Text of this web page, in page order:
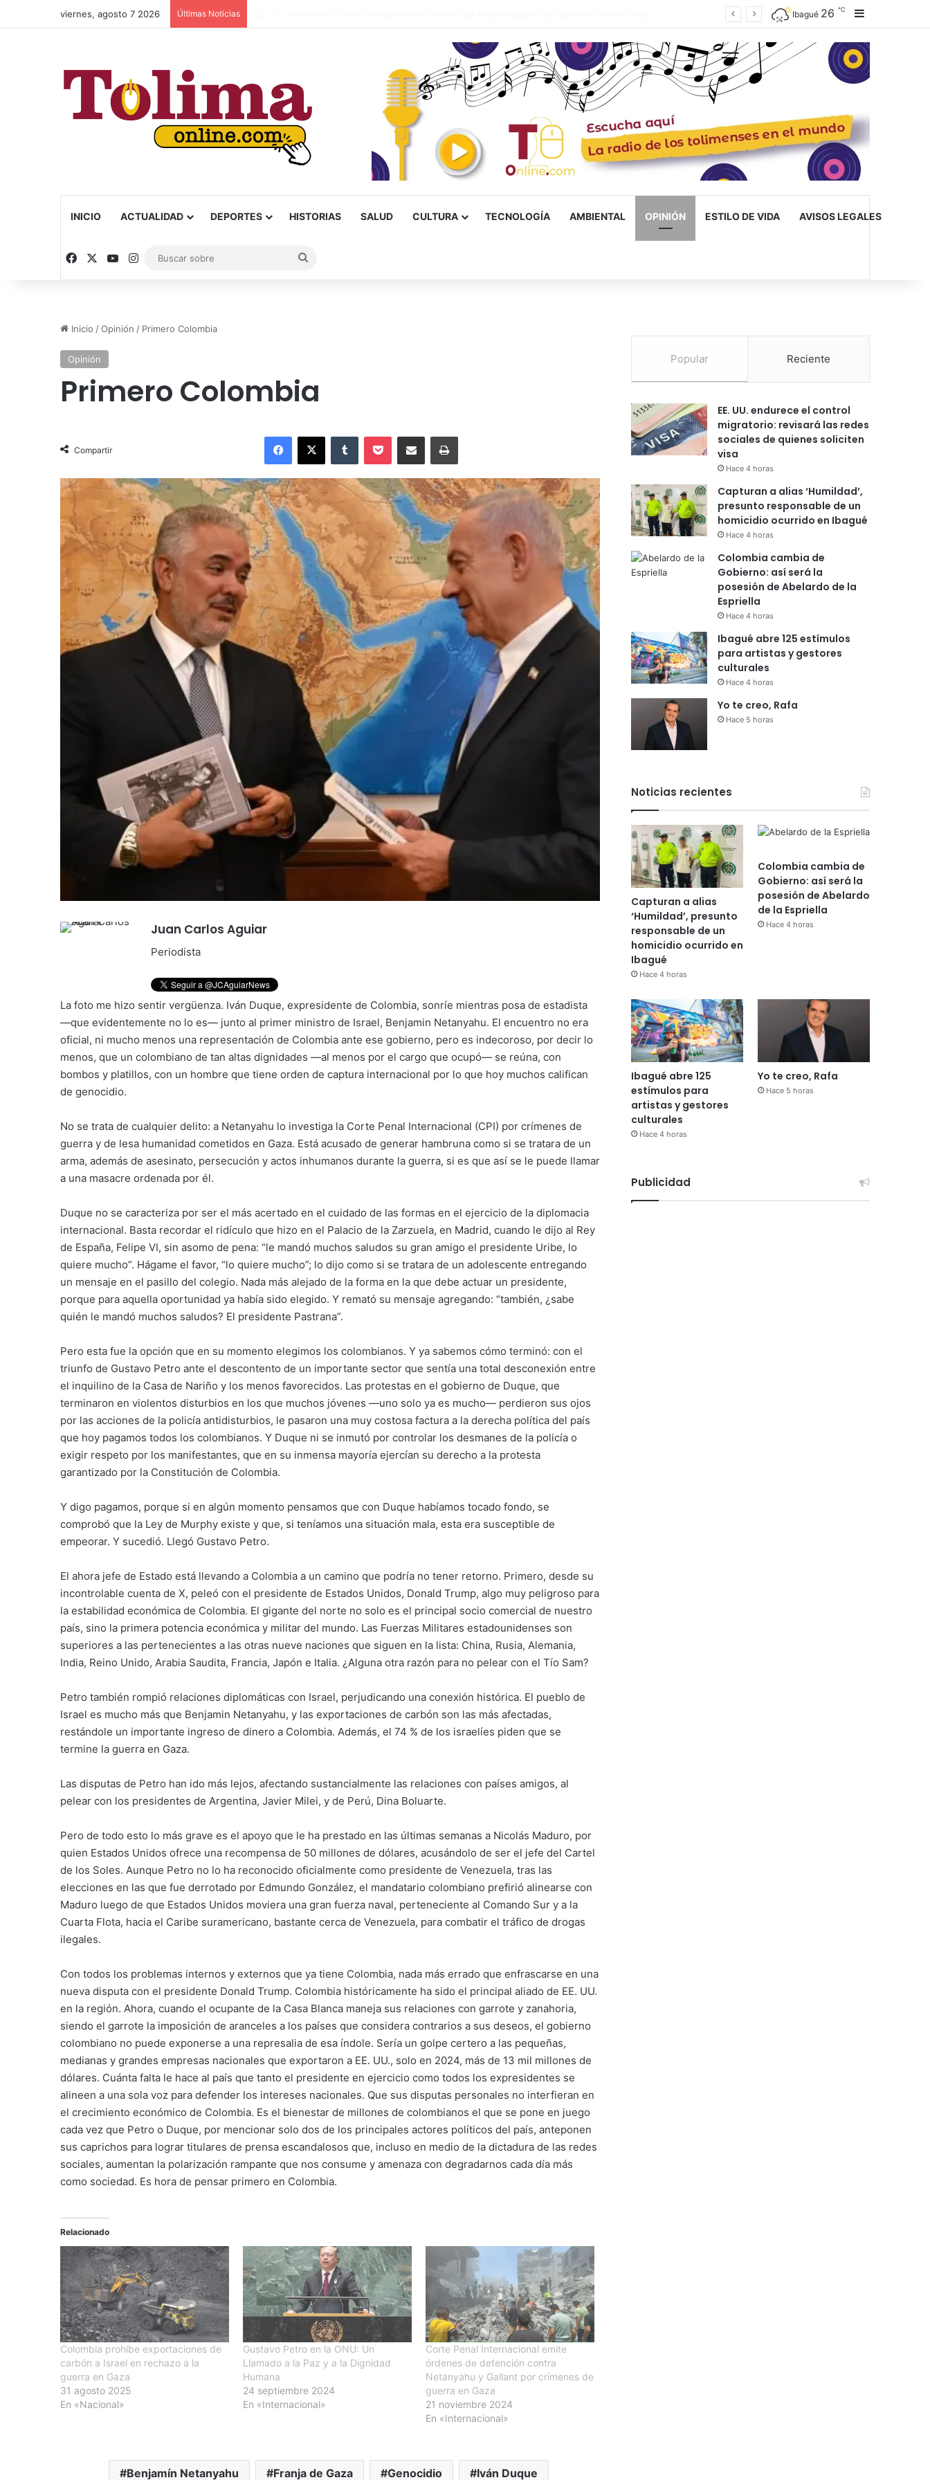
viernes, agosto 7 2026 Últimas Noticias Ibagué 26 ℃
INICIO ACTUALIDAD DEPORTES HISTORIAS SALUD CULTURA TECNOLOGÍA AMBIENTAL OPINIÓN ESTILO DE VIDA AVISOS LEGALES
Facebook YouTubeInstagram
sobre
Inicio /Opinión / Primero Colombia
Opinión
Primero Colombia
Compartir
Juan Carlos Aguiar
Periodista
La foto me hizo sentir vergüenza. Iván Duque, expresidente de Colombia, sonríe mientras posa de estadista
—que evidentemente no lo es— junto al primer ministro de Israel, Benjamin Netanyahu. El encuentro no era
oficial, ni mucho menos una representación de Colombia ante ese gobierno, pero es indecoroso, por decir lo
menos, que un colombiano de tan altas dignidades —al menos por el cargo que ocupó— se reúna, con
bombos y platillos, con un hombre que tiene orden de captura internacional por lo que hoy muchos califican
de genocidio.
No se trata de cualquier delito: a Netanyahu lo investiga la Corte Penal Internacional (CPI) por crímenes de
guerra y de lesa humanidad cometidos en Gaza. Está acusado de generar hambruna como si se tratara de un
arma, además de asesinato, persecución y actos inhumanos durante la guerra, si es que así se le puede llamar
a una masacre ordenada por él.
Duque no se caracteriza por ser el más acertado en el cuidado de las formas en el ejercicio de la diplomacia
internacional. Basta recordar el ridículo que hizo en el Palacio de la Zarzuela, en Madrid, cuando le dijo al Rey
de España, Felipe VI, sin asomo de pena: “le mandó muchos saludos su gran amigo el presidente Uribe, lo
quiere mucho”. Hágame el favor, “lo quiere mucho”; lo dijo como si se tratara de un adolescente entregando
un mensaje en el pasillo del colegio. Nada más alejado de la forma en la que debe actuar un presidente,
porque para aquella oportunidad ya había sido elegido. Y remató su mensaje agregando: “también, ¿sabe
quién le mandó muchos saludos? El presidente Pastrana”.
Pero esta fue la opción que en su momento elegimos los colombianos. Y ya sabemos cómo terminó: con el
triunfo de Gustavo Petro ante el descontento de un importante sector que sentía una total desconexión entre
el inquilino de la Casa de Nariño y los menos favorecidos. Las protestas en el gobierno de Duque, que
terminaron en violentos disturbios en los que muchos jóvenes —uno solo ya es mucho— perdieron sus ojos
por las acciones de la policía antidisturbios, le pasaron una muy costosa factura a la derecha política del país
que hoy pagamos todos los colombianos. Y Duque ni se inmutó por controlar los desmanes de la policía o
exigir respeto por los manifestantes, que en su inmensa mayoría ejercían su derecho a la protesta
garantizado por la Constitución de Colombia.
Y digo pagamos, porque si en algún momento pensamos que con Duque habíamos tocado fondo, se
comprobó que la Ley de Murphy existe y que, si teníamos una situación mala, esta era susceptible de
empeorar. Y sucedió. Llegó Gustavo Petro.
El ahora jefe de Estado está llevando a Colombia a un camino que podría no tener retorno. Primero, desde su
incontrolable cuenta de X, peleó con el presidente de Estados Unidos, Donald Trump, algo muy peligroso para
la estabilidad económica de Colombia. El gigante del norte no solo es el principal socio comercial de nuestro
país, sino la primera potencia económica y militar del mundo. Las Fuerzas Militares estadounidenses son
superiores a las pertenecientes a las otras nueve naciones que siguen en la lista: China, Rusia, Alemania,
India, Reino Unido, Arabia Saudita, Francia, Japón e Italia. ¿Alguna otra razón para no pelear con el Tío Sam?
Petro también rompió relaciones diplomáticas con Israel, perjudicando una conexión histórica. El pueblo de
Israel es mucho más que Benjamin Netanyahu, y las exportaciones de carbón son las más afectadas,
restándole un importante ingreso de dinero a Colombia. Además, el 74 % de los israelíes piden que se
termine la guerra en Gaza.
Las disputas de Petro han ido más lejos, afectando sustancialmente las relaciones con países amigos, al
pelear con los presidentes de Argentina, Javier Milei, y de Perú, Dina Boluarte.
Pero de todo esto lo más grave es el apoyo que le ha prestado en las últimas semanas a Nicolás Maduro, por
quien Estados Unidos ofrece una recompensa de 50 millones de dólares, acusándolo de ser el jefe del Cartel
de los Soles. Aunque Petro no lo ha reconocido oficialmente como presidente de Venezuela, tras las
elecciones en las que fue derrotado por Edmundo González, el mandatario colombiano prefirió alinearse con
Maduro luego de que Estados Unidos moviera una gran fuerza naval, perteneciente al Comando Sur y a la
Cuarta Flota, hacia el Caribe suramericano, bastante cerca de Venezuela, para combatir el tráfico de drogas
ilegales.
Con todos los problemas internos y externos que ya tiene Colombia, nada más errado que enfrascarse en una
nueva disputa con el presidente Donald Trump. Colombia históricamente ha sido el principal aliado de EE. UU.
en la región. Ahora, cuando el ocupante de la Casa Blanca maneja sus relaciones con garrote y zanahoria,
siendo el garrote la imposición de aranceles a los países que considera contrarios a sus deseos, el gobierno
colombiano no puede exponerse a una represalia de esa índole. Sería un golpe certero a las pequeñas,
medianas y grandes empresas nacionales que exportaron a EE. UU., solo en 2024, más de 13 mil millones de
dólares. Cuánta falta le hace al país que tanto el presidente en ejercicio como todos los expresidentes se
alineen a una sola voz para defender los intereses nacionales. Que sus disputas personales no interfieran en
el crecimiento económico de Colombia. Es el bienestar de millones de colombianos el que se pone en juego
cada vez que Petro o Duque, por mencionar solo dos de los principales actores políticos del país, anteponen
sus caprichos para lograr titulares de prensa escandalosos que, incluso en medio de la dictadura de las redes
sociales, aumentan la polarización rampante que nos consume y amenaza con degradarnos cada día más
como sociedad. Es hora de pensar primero en Colombia.
Relacionado
Colombia prohíbe exportaciones de
carbón a Israel en rechazo a la
guerra en Gaza
31 agosto 2025
En «Nacional»
Gustavo Petro en la ONU: Un
Llamado a la Paz y a la Dignidad
Humana
24 septiembre 2024
En «Internacional»
Corte Penal Internacional emite
órdenes de detención contra
Netanyahu y Gallant por crímenes de
guerra en Gaza
21 noviembre 2024
En «Internacional»
Benjamín Netanyahu Franja de Gaza Genocidio Iván Duque
Popular Reciente
EE. UU. endurece el control
migratorio: revisará las redes
sociales de quienes soliciten
visa
Hace 4 horas
Capturan a alias ‘Humildad’,
presunto responsable de un
homicidio ocurrido en Ibagué
Hace 4 horas
Colombia cambia de
Gobierno: así será la
posesión de Abelardo de la
Espriella
Hace 4 horas
Ibagué abre 125 estímulos
para artistas y gestores
culturales
Hace 4 horas
Yo te creo, Rafa
Hace 5 horas
Noticias recientes
Capturan a alias
‘Humildad’, presunto
responsable de un
homicidio ocurrido en
Ibagué
Hace 4 horas
Colombia cambia de
Gobierno: así será la
posesión de Abelardo
de la Espriella
Hace 4 horas
Ibagué abre 125
estímulos para
artistas y gestores
culturales
Hace 4 horas
Yo te creo, Rafa
Hace 5 horas
Publicidad